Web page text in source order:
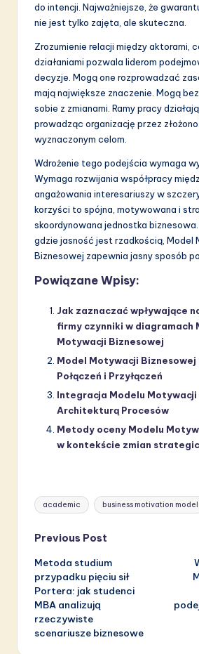
do intencji. Najważniejsze, że
nie jest tylko zajęta, ale skuteczna.
Zrozumienie relacji między aktorami,
działaniami pozwala liderom
decyzje. Mogą one rozprowadzać
mają największe znaczenie. Mogą
sobie z zmianami. Ramy pracy
prowadząc organizację przez
wyznaczonym celom.
Wdrożenie tego podejścia wymaga
Wymaga rozwijania współpracy
angażowania interesariuszy w
korzyści to spójna, motywowana i
skoordynowana jednostka biznesowa.
gdzie jasność jest rzadkością, Model
Biznesowej zapewnia jasny sposób
Powiązane Wpisy:
Jak zaznaczać wpływające
firmy czynniki w diagramach
Motywacji Biznesowej
Model Motywacji
Połączeń i Przyłączeń
Integracja Modelu Motywacji
Architekturą Procesów
Metody oceny Modelu
w kontekście zmian
Tags:
academic business motivation model
Post
navigation
Previous Post
Metoda studium
przypadku pięciu sił
Portera: jak studenci
MBA analizują
rzeczywiste
scenariusze biznesowe